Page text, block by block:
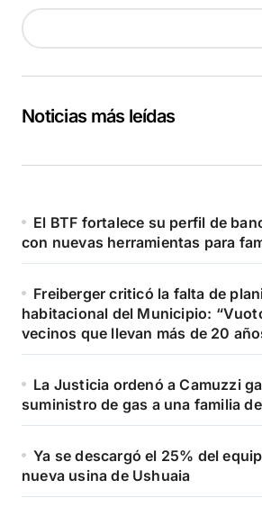
Noticias más leídas
El BTF fortalece su perfil de
con nuevas herramientas para
Freiberger criticó la falta de
habitacional del Municipio:
vecinos que llevan más de 20
La Justicia ordenó a Camuzzi
suministro de gas a una familia
Ya se descargó el 25% del
nueva usina de Ushuaia